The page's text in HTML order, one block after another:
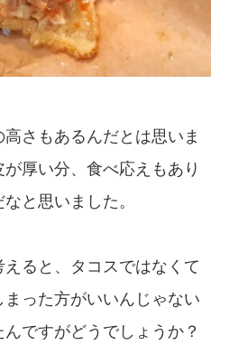
さもあるんだとは思いま
厚い分、食べ応えもあり
と思いました。
ると、タコスではなくて
った方がいいんじゃない
ですがどうでしょうか？